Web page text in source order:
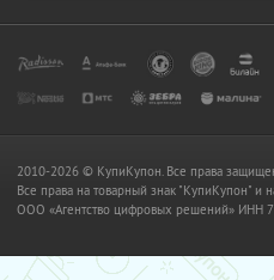
2010-2026 © КупиКупон. Все права
Все права на товарный знак "КупиКупон" и
OOO «Агентство цифровых решений» ИНН